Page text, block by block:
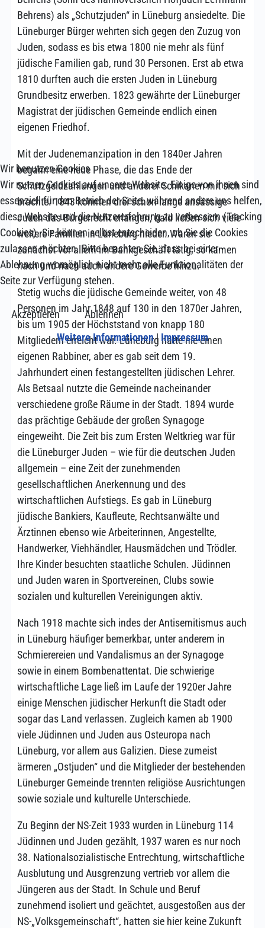
Behrens) als „Schutzjuden“ in Lüneburg ansiedelte. Die
Lüneburger Bürger wehrten sich gegen den Zuzug von
Juden, sodass es bis etwa 1800 nie mehr als fünf
jüdische Familien gab, rund 30 Personen. Erst ab etwa
1810 durften auch die ersten Juden in Lüneburg
Grundbesitz erwerben. 1823 gewährte der Lüneburger
Magistrat der jüdischen Gemeinde endlich einen
eigenen Friedhof.
Mit der Judenemanzipation in den 1840er Jahren
begann eine neue Phase, die das Ende der
Schutzgeldzahlungen und anderer Schikanen mit sich
brachte. 1843 konnten drei schon lange ansässige
Juden das Bürgerrecht erlangen, bald ließen sich viele
weitere Familien in Lüneburg nieder. Waren sie
zunächst vor allem im Bankgeschäft tätig, so kamen
nach und nach auch andere Gewerbe hinzu.
Stetig wuchs die jüdische Gemeinde weiter, von 48
Personen im Jahr 1848 auf 130 in den 1870er Jahren,
bis um 1905 der Höchststand von knapp 180
Mitgliedern erreicht war. Lüneburg hatte nie einen
eigenen Rabbiner, aber es gab seit dem 19.
Jahrhundert einen festangestellten jüdischen Lehrer.
Als Betsaal nutzte die Gemeinde nacheinander
verschiedene große Räume in der Stadt. 1894 wurde
das prächtige Gebäude der großen Synagoge
eingeweiht. Die Zeit bis zum Ersten Weltkrieg war für
die Lüneburger Juden – wie für die deutschen Juden
allgemein – eine Zeit der zunehmenden
gesellschaftlichen Anerkennung und des
wirtschaftlichen Aufstiegs. Es gab in Lüneburg
jüdische Bankiers, Kaufleute, Rechtsanwälte und
Ärztinnen ebenso wie Arbeiterinnen, Angestellte,
Handwerker, Viehhändler, Hausmädchen und Trödler.
Ihre Kinder besuchten staatliche Schulen. Jüdinnen
und Juden waren in Sportvereinen, Clubs sowie
sozialen und kulturellen Vereinigungen aktiv.
Nach 1918 machte sich indes der Antisemitismus auch
in Lüneburg häufiger bemerkbar, unter anderem in
Schmierereien und Vandalismus an der Synagoge
sowie in einem Bombenattentat. Die schwierige
wirtschaftliche Lage ließ im Laufe der 1920er Jahre
einige Menschen jüdischer Herkunft die Stadt oder
sogar das Land verlassen. Zugleich kamen ab 1900
viele Jüdinnen und Juden aus Osteuropa nach
Lüneburg, vor allem aus Galizien. Diese zumeist
ärmeren „Ostjuden“ und die Mitglieder der bestehenden
Lüneburger Gemeinde trennten religiöse Ausrichtungen
sowie soziale und kulturelle Unterschiede.
Zu Beginn der NS-Zeit 1933 wurden in Lüneburg 114
Jüdinnen und Juden gezählt, 1937 waren es nur noch
38. Nationalsozialistische Entrechtung, wirtschaftliche
Ausblutung und Ausgrenzung vertrieb vor allem die
Jüngeren aus der Stadt. In Schule und Beruf
zunehmend isoliert und geächtet, ausgestoßen aus der
NS-„Volksgemeinschaft“, hatten sie hier keine Zukunft
Wir benutzen Cookies
Wir nutzen Cookies auf unserer Website. Einige von ihnen sind
essenziell für den Betrieb der Seite, während andere uns helfen,
diese Website und die Nutzererfahrung zu verbessern (Tracking
Cookies). Sie können selbst entscheiden, ob Sie die Cookies
zulassen möchten. Bitte beachten Sie, dass bei einer
Ablehnung womöglich nicht mehr alle Funktionalitäten der
Seite zur Verfügung stehen.
Akzeptieren
Ablehnen
Weitere Informationen| Impressum